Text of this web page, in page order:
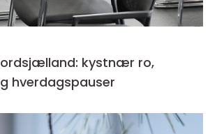
kystnær ro,
hverdagspauser